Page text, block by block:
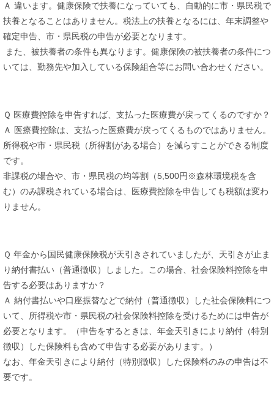
Ａ 違います。健康保険で扶養になっていても、自動的に市・県民税で
扶養となることはありません。税法上の扶養となるには、年末調整や
確定申告、市・県民税の申告が必要となります。
また、被扶養者の条件も異なります。健康保険の被扶養者の条件につ
いては、勤務先や加入している保険組合等にお問い合わせください。
Ｑ 医療費控除を申告すれば、支払った医療費が戻ってくるのですか？
Ａ 医療費控除は、支払った医療費が戻ってくるものではありません。
所得税や市・県民税（所得割がある場合）を減らすことができる制度
です。
非課税の場合や、市・県民税の均等割（5,500円※森林環境税を含
む）のみ課税されている場合は、医療費控除を申告しても税額は変わ
りません。
Ｑ 年金から国民健康保険税が天引きされていましたが、天引きが止ま
り納付書払い（普通徴収）しました。この場合、社会保険料控除を申
告する必要はありますか？
Ａ 納付書払いや口座振替などで納付（普通徴収）した社会保険料につ
いて、所得税や市・県民税の社会保険料控除を受けるためには申告が
必要となります。（申告をするときは、年金天引きにより納付（特別
徴収）した保険料も含めて申告する必要があります。）
なお、年金天引きにより納付（特別徴収）した保険料のみの申告は不
要です。